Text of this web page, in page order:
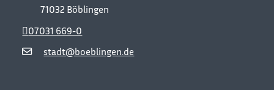
71032 Böblingen
stadt@boeblingen.de
07031 669-0